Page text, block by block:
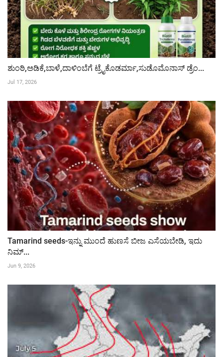
ಶುಂಠಿ,ಅಡಿಕೆ,ಬಾಳೆ,ದಾಳಿಂಬೆಗೆ ಟ್ರೈಕೊಡರ್ಮಾ,ಸುಡೊಮೊನಾಸ್ ಡ್ರೆಂ...
Jul 17, 2026
Tamarind seeds-ಇನ್ನು ಮುಂದೆ ಹುಣಸೆ ಬೀಜ ಎಸೆಯಬೇಡಿ, ಇದು
ನಿಮ್...
Jun 9, 2026